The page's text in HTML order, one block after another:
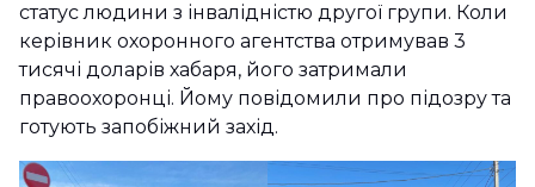
статус людини з інвалідністю другої групи. Коли
керівник охоронного агентства отримував 3
тисячі доларів хабаря, його затримали
правоохоронці. Йому повідомили про підозру та
готують запобіжний захід.